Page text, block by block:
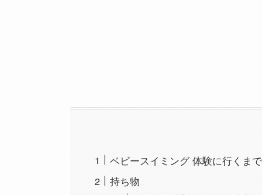
ベビースイミング 体験に行くまで
持ち物